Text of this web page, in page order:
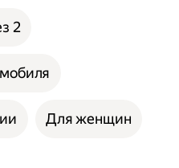
2
Для женщин